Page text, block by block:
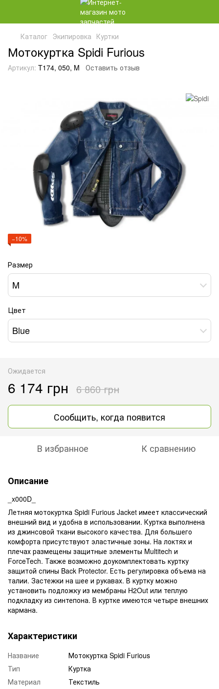
Каталог Экипировка Куртки
Мотокуртка Spidi Furious
Артикул: T174, 050, M Оставить отзыв
−10%
Размер
M
Цвет
Blue
Ожидается
6 174 грн 6 860 грн
Сообщить, когда появится
В избранное К сравнению
Описание
_x000D_
Летняя мотокуртка Spidi Furious Jacket имеет классический
внешний вид и удобна в использовании. Куртка выполнена
из джинсовой ткани высокого качества. Для большего
комфорта присутствуют эластичные зоны. На локтях и
плечах размещены защитные элементы Multitech и
ForceTech. Также возможно доукомплектовать куртку
защитой спины Back Protector. Есть регулировка объема на
талии. Застежки на шее и рукавах. В куртку можно
установить подложку из мембраны H2Out или теплую
подкладку из синтепона. В куртке имеются четыре внешних
кармана.
Характеристики
Название
Мотокуртка Spidi Furious
Тип
Куртка
Материал
Текстиль